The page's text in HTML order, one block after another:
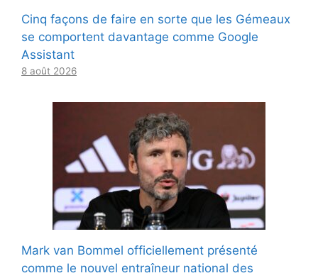
Cinq façons de faire en sorte que les Gémeaux
se comportent davantage comme Google
Assistant
8 août 2026
Mark van Bommel officiellement présenté
comme le nouvel entraîneur national des